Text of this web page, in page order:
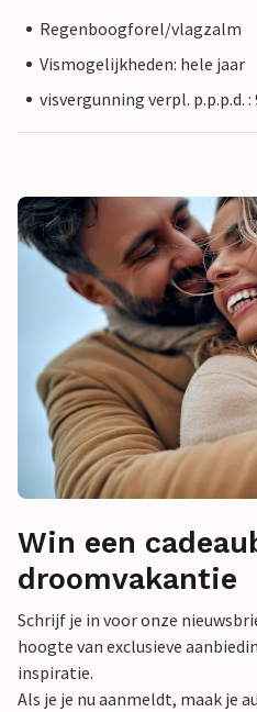
Regenboogforel/vlagzalm
Vismogelijkheden: hele jaar
visvergunning verpl. p.p.p.d. :
Win een
droomvakantie
Schrijf je in voor onze
hoogte van exclusieve
inspiratie.
Als je je nu aanmeldt, maak je